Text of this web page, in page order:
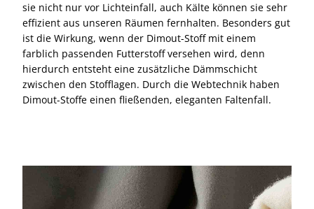
sie nicht nur vor Lichteinfall, auch Kälte können sie sehr
effizient aus unseren Räumen fernhalten. Besonders gut
ist die Wirkung, wenn der Dimout-Stoff mit einem
farblich passenden Futterstoff versehen wird, denn
hierdurch entsteht eine zusätzliche Dämmschicht
zwischen den Stofflagen. Durch die Webtechnik haben
Dimout-Stoffe einen fließenden, eleganten Faltenfall.